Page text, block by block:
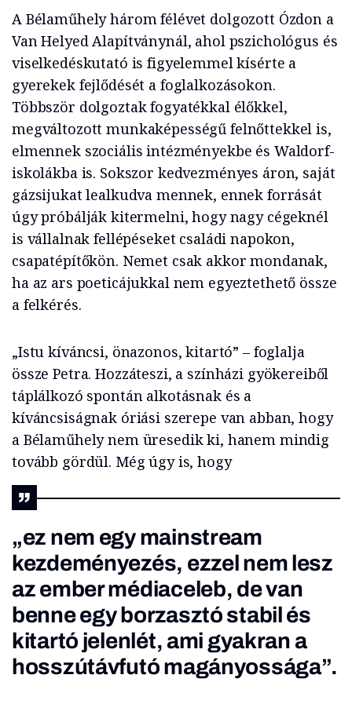
A Bélaműhely három félévet dolgozott Ózdon a
Van Helyed Alapítványnál, ahol pszichológus és
viselkedéskutató is figyelemmel kísérte a
gyerekek fejlődését a foglalkozásokon.
Többször dolgoztak fogyatékkal élőkkel,
megváltozott munkaképességű felnőttekkel is,
elmennek szociális intézményekbe és Waldorf-
iskolákba is. Sokszor kedvezményes áron, saját
gázsijukat lealkudva mennek, ennek forrását
úgy próbálják kitermelni, hogy nagy cégeknél
is vállalnak fellépéseket családi napokon,
csapatépítőkön. Nemet csak akkor mondanak,
ha az ars poeticájukkal nem egyeztethető össze
a felkérés.
„Istu kíváncsi, önazonos, kitartó” – foglalja
össze Petra. Hozzáteszi, a színházi gyökereiből
táplálkozó spontán alkotásnak és a
kíváncsiságnak óriási szerepe van abban, hogy
a Bélaműhely nem üresedik ki, hanem mindig
tovább gördül. Még úgy is, hogy
„ez nem egy mainstream
kezdeményezés, ezzel nem lesz
az ember médiaceleb, de van
benne egy borzasztó stabil és
kitartó jelenlét, ami gyakran a
hosszútávfutó magányossága”.